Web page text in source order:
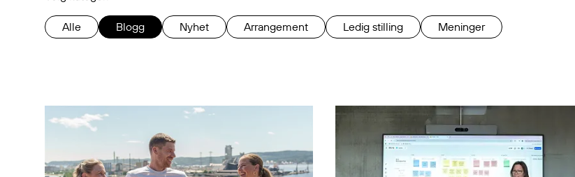
Alle Blogg Nyhet Arrangement Ledig stilling Meninger